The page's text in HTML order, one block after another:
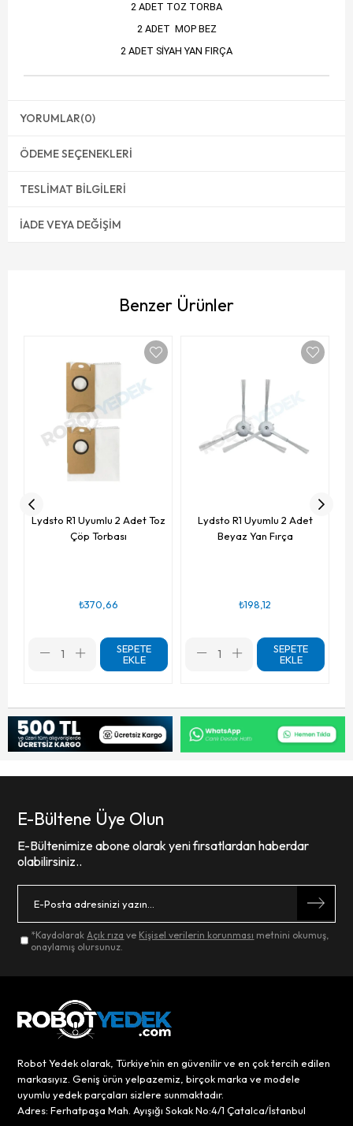
2 ADET TOZ TORBA
2 ADET MOP BEZ
2 ADET SİYAH YAN FIRÇA
YORUMLAR(0)
ÖDEME SEÇENEKLERI
TESLIMAT BILGILERI
İADE VEYA DEĞIŞIM
Benzer Ürünler
Lydsto R1 Uyumlu 2 Adet Toz
Çöp Torbası
₺370,66
SEPETE
EKLE
Lydsto R1 Uyumlu 2 Adet
Beyaz Yan Fırça
₺198,12
SEPETE
EKLE
E-Bültene Üye Olun
E-Bültenimize abone olarak yeni fırsatlardan haberdar
olabilirsiniz..
*Kaydolarak Açık rıza ve Kişisel verilerin korunması metnini okumuş,
onaylamış olursunuz.
Robot Yedek olarak, Türkiye’nin en güvenilir ve en çok tercih edilen
markasıyız. Geniş ürün yelpazemiz, birçok marka ve modele
uyumlu yedek parçaları sizlere sunmaktadır.
Adres: Ferhatpaşa Mah. Ayışığı Sokak No:4/1 Çatalca/İstanbul